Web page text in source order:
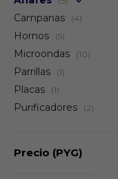
Campanas (4)
Hornos (5)
Microondas (10)
Parrillas (1)
Placas (1)
Purificadores (2)
Precio (PYG)